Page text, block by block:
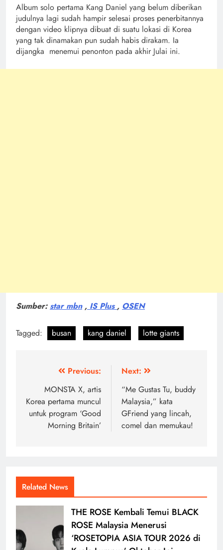
Album solo pertama Kang Daniel yang belum diberikan
judulnya lagi sudah hampir selesai proses penerbitannya
dengan video klipnya dibuat di suatu lokasi di Korea
yang tak dinamakan pun sudah habis dirakam. Ia
dijangka menemui penonton pada akhir Julai ini.
Sumber: star mbn, IS Plus, OSEN
Tagged: busan kang daniel lotte giants
navigation
Previous:
MONSTA X, artis
Korea pertama muncul
untuk program ‘Good
Morning Britain’
Next:
“Me Gustas Tu, buddy
Malaysia,” kata
GFriend yang lincah,
comel dan memukau!
Related News
THE ROSE Kembali Temui BLACK
ROSE Malaysia Menerusi
‘ROSETOPIA ASIA TOUR 2026 di